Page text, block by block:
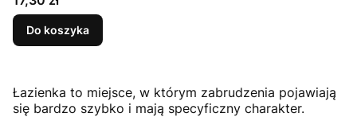
Do koszyka
Łazienka to miejsce, w którym zabrudzenia pojawiają
się bardzo szybko i mają specyficzny charakter.